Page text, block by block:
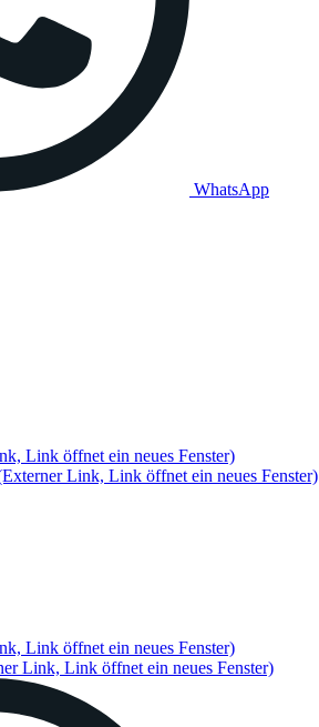
WhatsApp
Link öffnet ein neues Fenster)
Link, Link öffnet ein neues Fenster)
Link öffnet ein neues Fenster)
Link, Link öffnet ein neues Fenster)